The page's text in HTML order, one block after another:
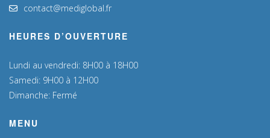
contact@mediglobal.fr
HEURES D’OUVERTURE
Lundi au vendredi: 8H00 à 18H00
Samedi: 9H00 à 12H00
Dimanche: Fermé
MENU